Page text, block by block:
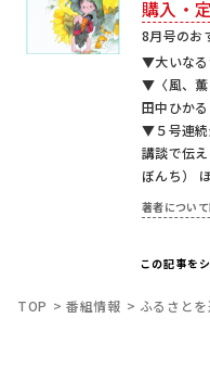
TOP 番組情報 ふるさと
お
NEW 8/
するり
中、黒川
2026.08.06
皆
りねす♪